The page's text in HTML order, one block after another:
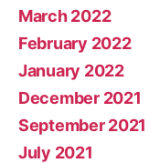
March 2022
February 2022
January 2022
December 2021
September 2021
July 2021